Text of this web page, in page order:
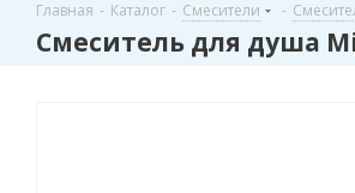
Главная - Каталог - Смесители -
Смеситель для душа